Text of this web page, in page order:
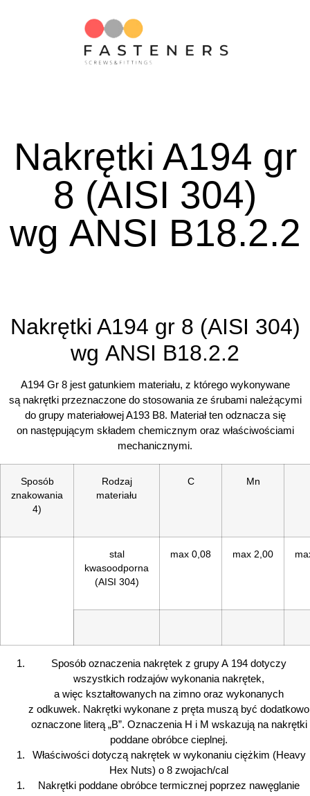
Nakrętki A194 gr
8 (AISI 304)
wg ANSI B18.2.2
Nakrętki A194 gr 8 (AISI 304)
wg ANSI B18.2.2
A194 Gr 8 jest gatunkiem materiału, z którego wykonywane
są nakrętki przeznaczone do stosowania ze śrubami należącymi
do grupy materiałowej A193 B8. Materiał ten odznacza się
on następującym składem chemicznym oraz właściwościami
mechanicznymi.
Sposób
znakowania
4)
Rodzaj
materiału
C Mn
stal
kwasoodporna
(AISI 304)
max 0,08 max 2,00
Sposób oznaczenia nakrętek z grupy A 194 dotyczy
wszystkich rodzajów wykonania nakrętek,
a więc kształtowanych na zimno oraz wykonanych
z odkuwek. Nakrętki wykonane z pręta muszą być dodatkowo
oznaczone literą „B”. Oznaczenia H i M wskazują na nakrętki
poddane obróbce cieplnej.
Właściwości dotyczą nakrętek w wykonaniu ciężkim (Heavy
Hex Nuts) o 8 zwojach/cal
Nakrętki poddane obróbce termicznej poprzez nawęglanie